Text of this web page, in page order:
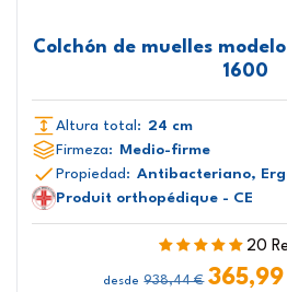
Colchón de muelles modelo
1600
Altura total: 24 cm
Firmeza:
Medio-firme
Propiedad: Antibacteriano,
Produit orthopédique - CE
20
desde 938,44 €